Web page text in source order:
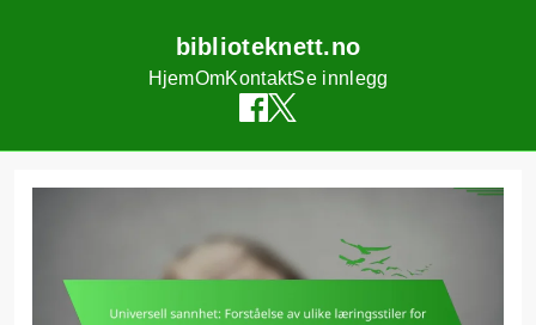
biblioteknett.no
HjemOmKontaktSe innlegg